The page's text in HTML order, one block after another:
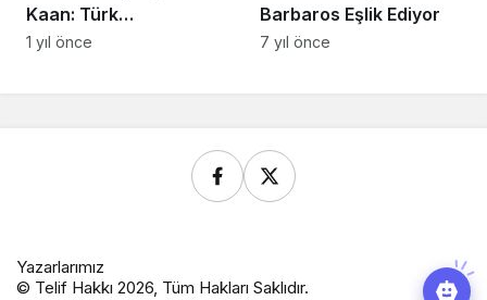
Kaan: Türk
Havacılığının Bayramı
1 yıl önce
Barbaros Eşlik Ediyor
7 yıl önce
Yazarlarımız
© Telif Hakkı 2026, Tüm Hakları Saklıdır.